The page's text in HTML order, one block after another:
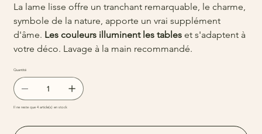
La lame lisse offre un tranchant remarquable, le charme,
symbole de la nature, apporte un vrai supplément
d'âme. Les couleurs illuminent les tableset s'adaptent à
votre déco. Lavage à la main recommandé.
Quantité
Il ne reste que 4 article(s) en stock